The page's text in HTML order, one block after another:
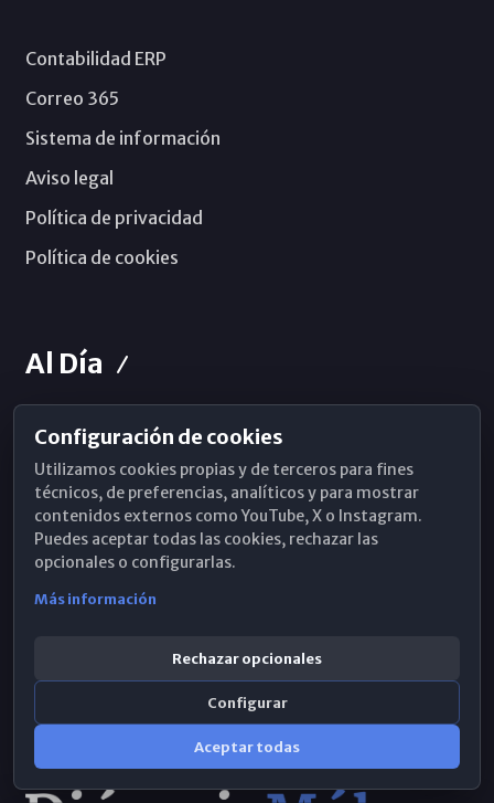
Contabilidad ERP
Correo 365
Sistema de información
Aviso legal
Política de privacidad
Política de cookies
Al Día
Horarios de Misa
Hemeroteca
WhatsApp
Configuración de cookies
Utilizamos cookies propias y de terceros para fines
técnicos, de preferencias, analíticos y para mostrar
contenidos externos como YouTube, X o Instagram.
Puedes aceptar todas las cookies, rechazar las
opcionales o configurarlas.
Más información
Rechazar opcionales
Configurar
Aceptar todas